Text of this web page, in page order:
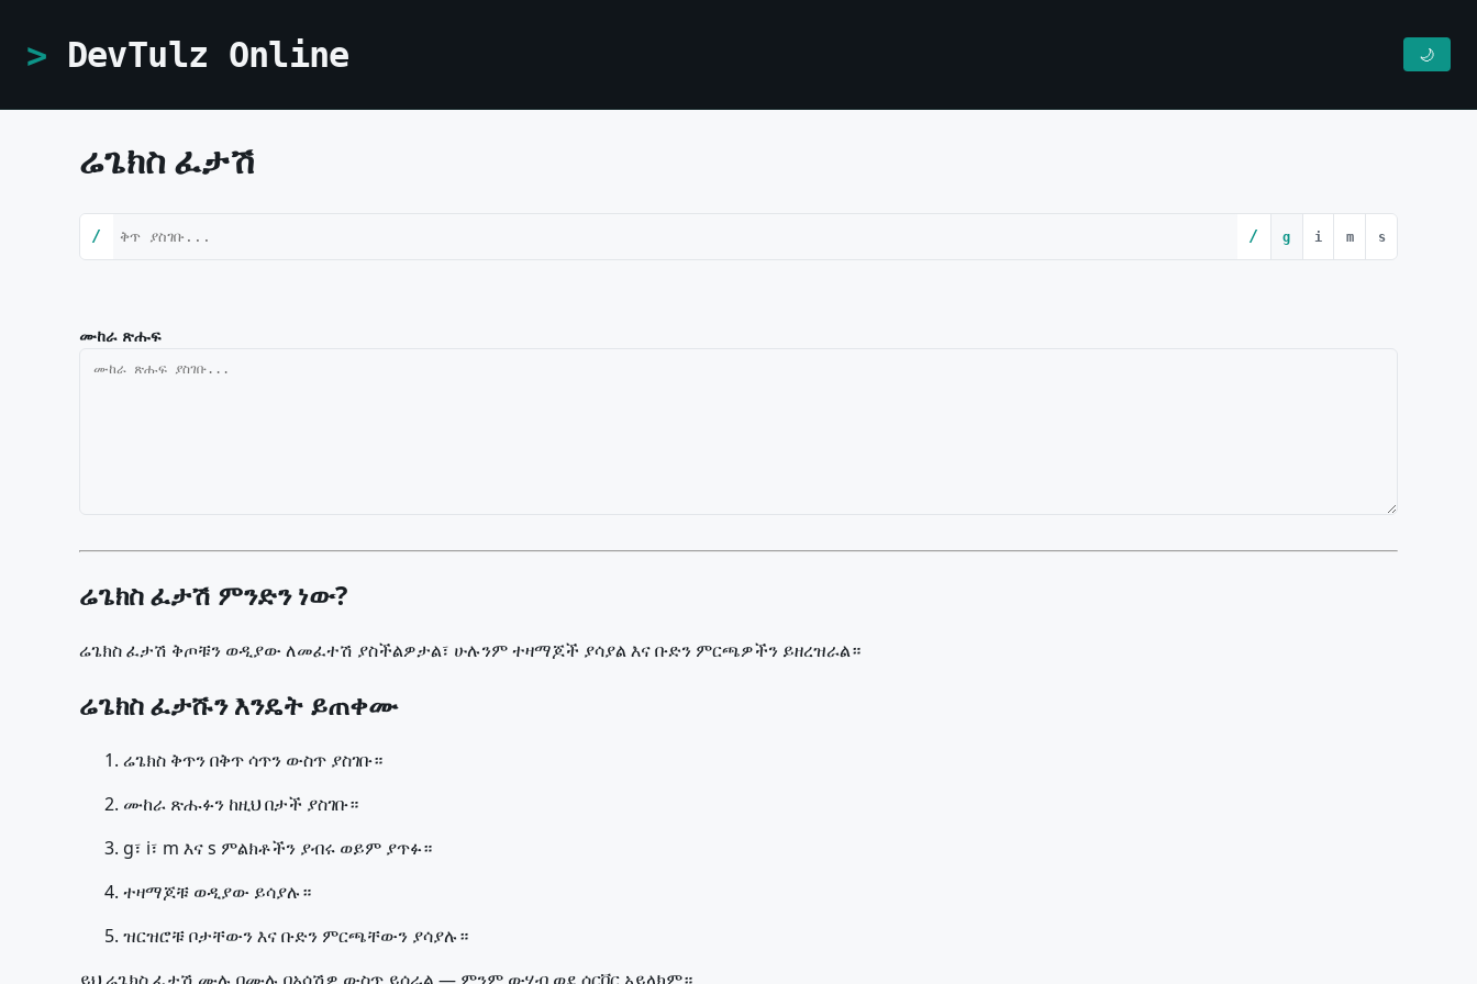
DevTulz Online 🌙
ሬጌክስ ፈታሽ
/ / g i m s
ሙከራ ጽሑፍ
ሬጌክስ ፈታሽ ምንድን ነው?
ሬጌክስ ፈታሽ ቅጦቹን ወዲያው ለመፈተሽ ያስችልዎታል፣ ሁሉንም ተዛማጆች ያሳያል እና ቡድን ምርጫዎችን ይዘረዝራል።
ሬጌክስ ፈታሹን እንዴት ይጠቀሙ
ሬጌክስ ቅጥን በቅጥ ሳጥን ውስጥ ያስገቡ።
ሙከራ ጽሑፉን ከዚህ በታች ያስገቡ።
g፣ i፣ m እና s ምልክቶችን ያብሩ ወይም ያጥፉ።
ተዛማጆቹ ወዲያው ይሳያሉ።
ዝርዝሮቹ ቦታቸውን እና ቡድን ምርጫቸውን ያሳያሉ።